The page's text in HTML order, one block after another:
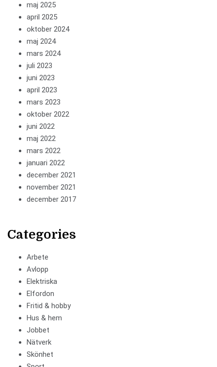
maj 2025
april 2025
oktober 2024
maj 2024
mars 2024
juli 2023
juni 2023
april 2023
mars 2023
oktober 2022
juni 2022
maj 2022
mars 2022
januari 2022
december 2021
november 2021
december 2017
Categories
Arbete
Avlopp
Elektriska
Elfordon
Fritid & hobby
Hus & hem
Jobbet
Nätverk
Skönhet